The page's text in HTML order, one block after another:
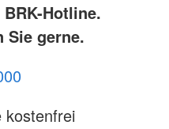
Hotline.
Sie gerne.
kostenfrei